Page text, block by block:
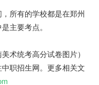
所有的学校都是在郑州
主要考点。
术统考高分试卷图片）
职招生网。更多相关文